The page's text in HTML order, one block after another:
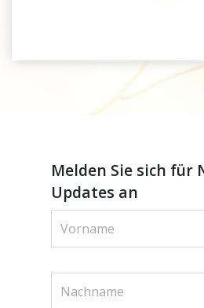
Melden Sie sich für
Updates an